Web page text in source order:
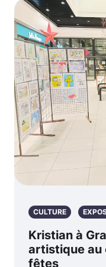
CULTURE
Kristian à
artistique au
fêtes